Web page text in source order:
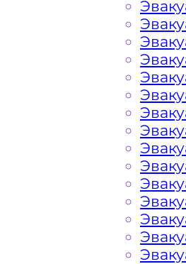
Габариты, вес и
Заказанный
платформой
Маршрут от
города Гигирёво
Затрудняющие
передач (АКПП)
Сложная